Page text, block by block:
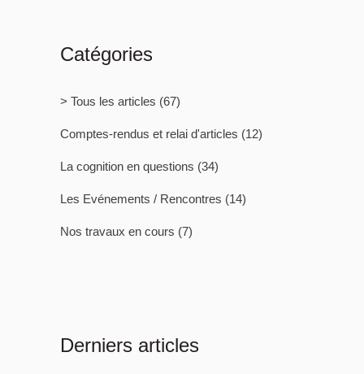
Catégories
> Tous les articles (67)
Comptes-rendus et relai d'articles (12)
La cognition en questions (34)
Les Evénements / Rencontres (14)
Nos travaux en cours (7)
Derniers articles